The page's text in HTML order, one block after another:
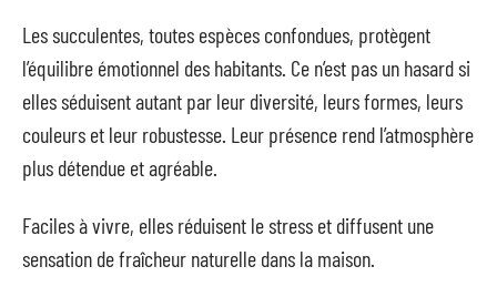
Les succulentes, toutes espèces confondues, protègent
l’équilibre émotionnel des habitants. Ce n’est pas un hasard si
elles séduisent autant par leur diversité, leurs formes, leurs
couleurs et leur robustesse. Leur présence rend l’atmosphère
plus détendue et agréable.
Faciles à vivre, elles réduisent le stress et diffusent une
sensation de fraîcheur naturelle dans la maison.